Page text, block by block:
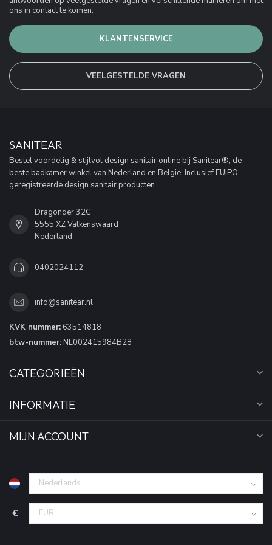
ons in contact te komen.
KLANTENSERVICE
VEELGESTELDE VRAGEN
SANITEAR
Bestel voordelig & stijlvol design sanitair online bij Sanitear®, de
beste badkamer winkel van Nederland en België. Inclusief EUIPO
geregistreerde design sanitair producten.
Dragonder 32C
5555 XZ Valkenswaard
Nederland
0402024112
info@sanitear.nl
KVK nummer: 63514818
btw-nummer: NL002415984B28
CATEGORIEËN
INFORMATIE
MIJN ACCOUNT
€